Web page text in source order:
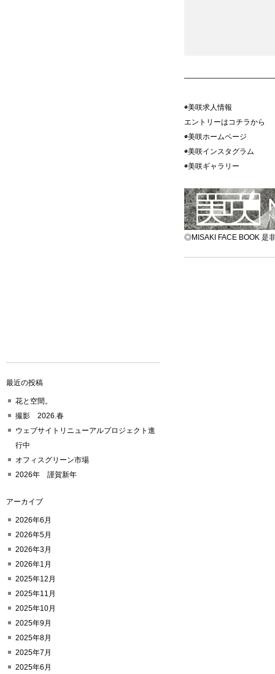
◉美咲求人情報
エントリーはコチラ
◉美咲ホームペ
◉美咲インスタグ
◉美咲ギャラ
◎MISAKI FACE BOOK 是
最近の投稿
花と空間。
撮影 2026.春
ウェブサイトリニューアルプロジェクト進
行中
オフィスグリーン市場
2026年 謹賀新年
アーカイブ
2026年6月
2026年5月
2026年3月
2026年1月
2025年12月
2025年11月
2025年10月
2025年9月
2025年8月
2025年7月
2025年6月